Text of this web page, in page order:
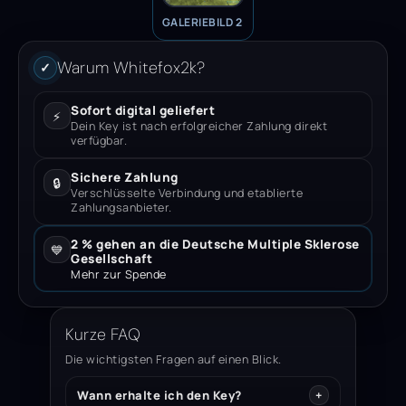
GALERIEBILD 2
✓ Warum Whitefox2k?
⚡ Sofort digital geliefert
Dein Key ist nach erfolgreicher Zahlung direkt
verfügbar.
🔒 Sichere Zahlung
Verschlüsselte Verbindung und etablierte
Zahlungsanbieter.
💙 2 % gehen an die Deutsche Multiple Sklerose
Gesellschaft
Mehr zur Spende
Kurze FAQ
Die wichtigsten Fragen auf einen Blick.
Wann erhalte ich den Key?